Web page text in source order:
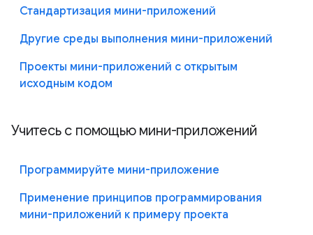
Стандартизация мини-приложений
Другие среды выполнения мини-приложений
Проекты мини-приложений с открытым
исходным кодом
Учитесь с помощью мини-приложений
Программируйте мини-приложение
Применение принципов программирования
мини-приложений к примеру проекта